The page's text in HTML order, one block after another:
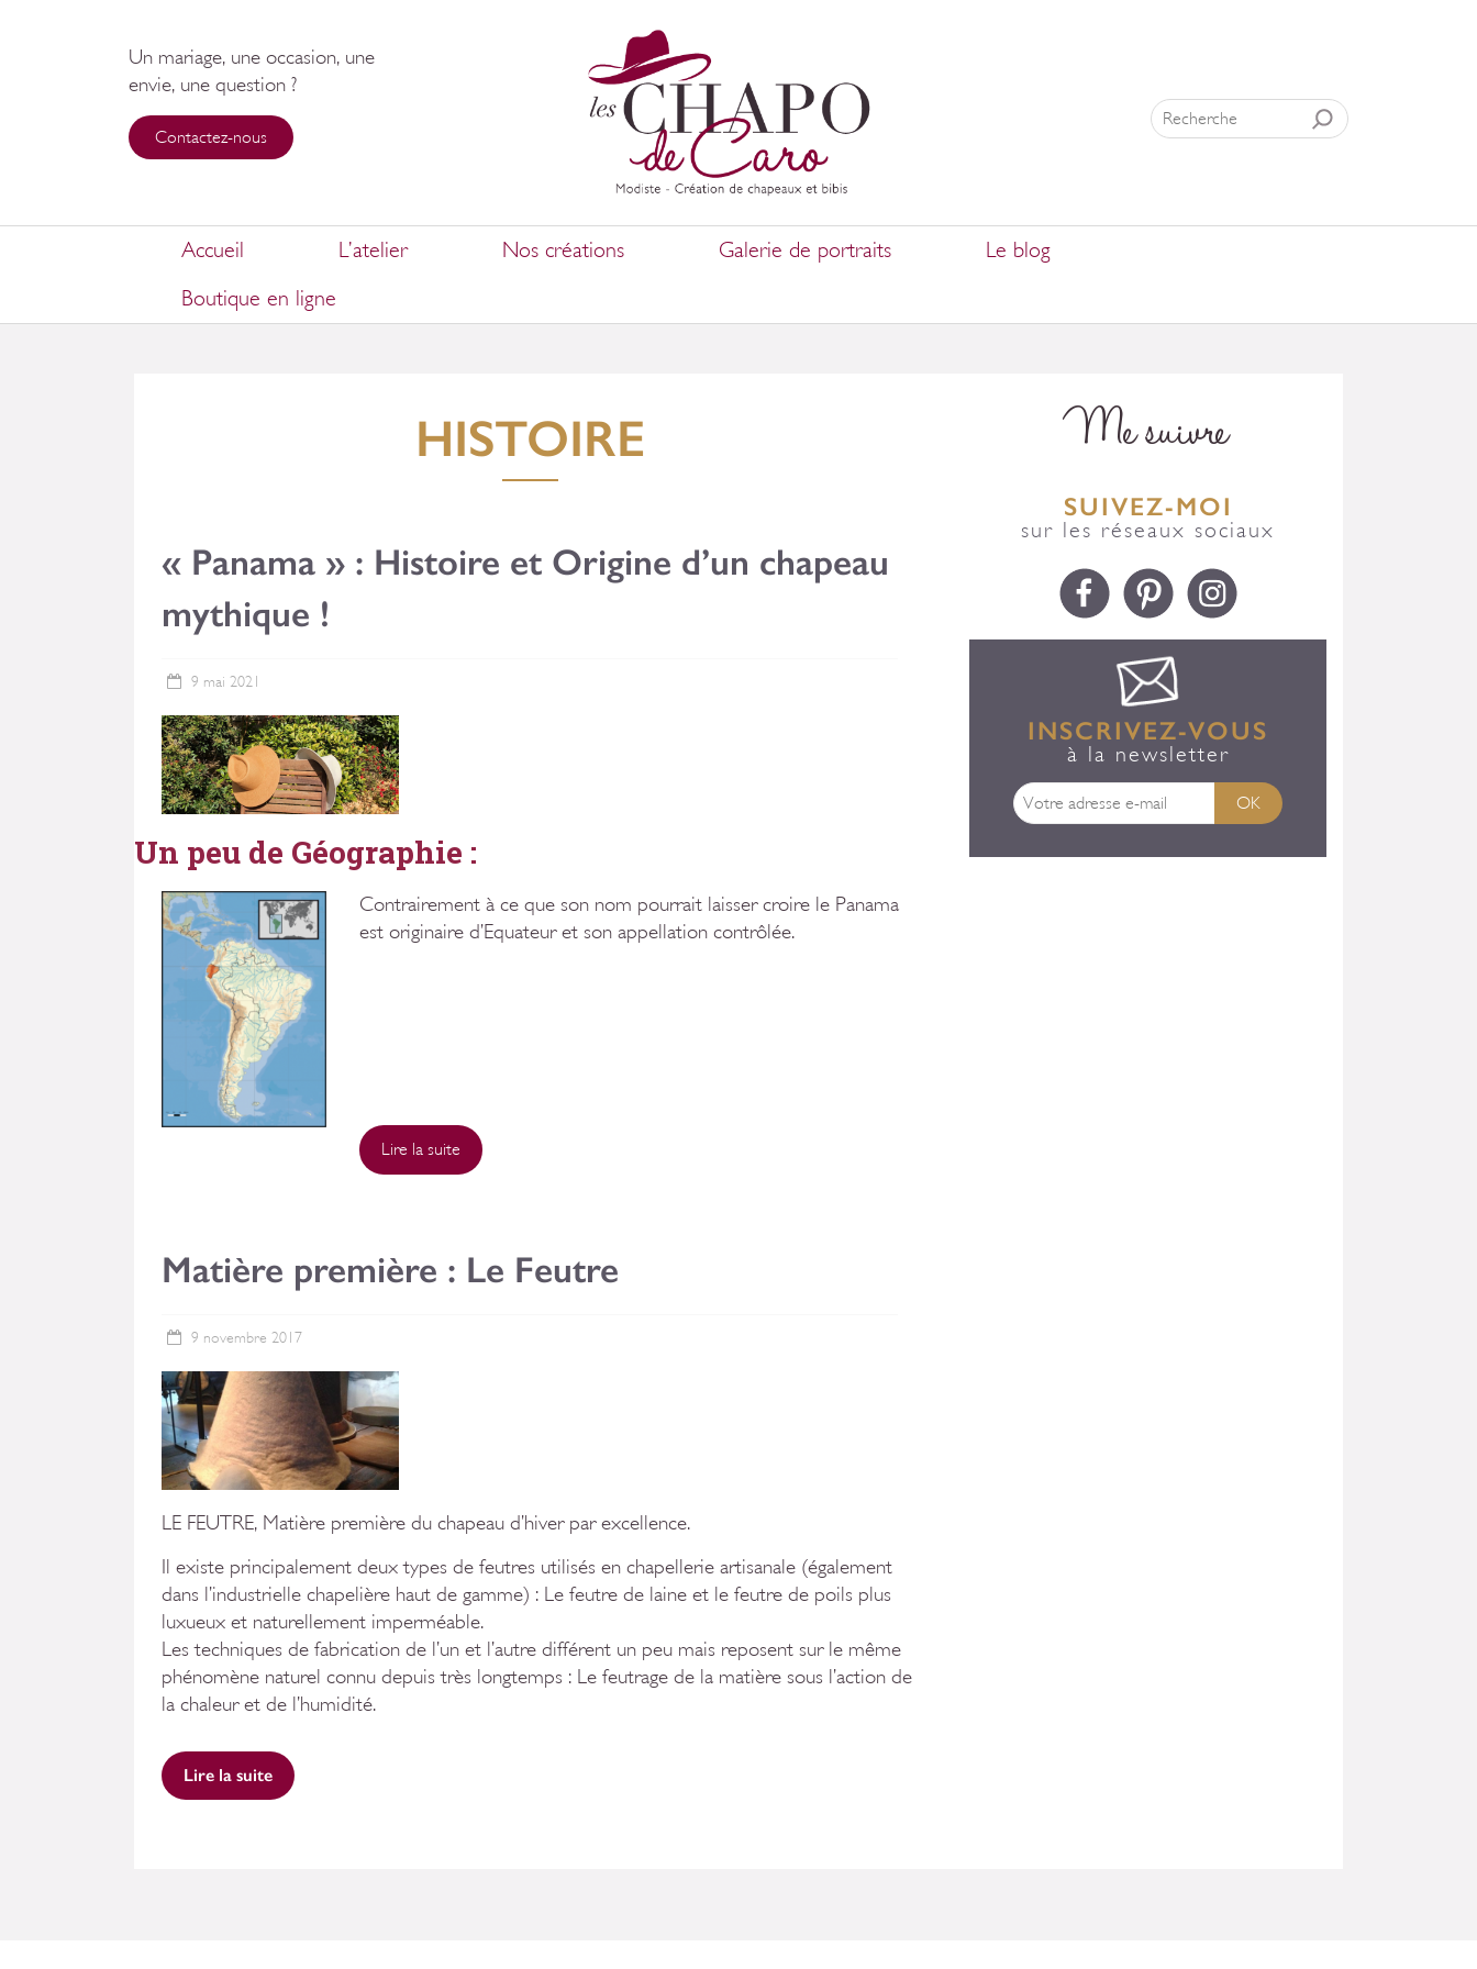
Un mariage, une occasion, une
envie, une question ?
Contactez-nous
Accueil L’atelier Nos créations Galerie de portraits
Le blog
Boutique en ligne
HISTOIRE
« Panama » : Histoire et Origine d’un chapeau
mythique !
9 mai 2021
Un peu de Géographie :
Contrairement à ce que son nom pourrait laisser croire le Panama
est originaire d’Equateur et son appellation contrôlée.
Lire la suite
Matière première : Le Feutre
9 novembre 2017
LE FEUTRE, Matière première du chapeau d’hiver par excellence.
Il existe principalement deux types de feutres utilisés en chapellerie artisanale (également
dans l’industrielle chapelière haut de gamme) : Le feutre de laine et le feutre de poils plus
luxueux et naturellement imperméable.
Les techniques de fabrication de l’un et l’autre différent un peu mais reposent sur le même
phénomène naturel connu depuis très longtemps : Le feutrage de la matière sous l’action de
la chaleur et de l’humidité.
Lire la suite
Me suivre
SUIVEZ-MOI
sur les réseaux sociaux
INSCRIVEZ-VOUS
à la newsletter